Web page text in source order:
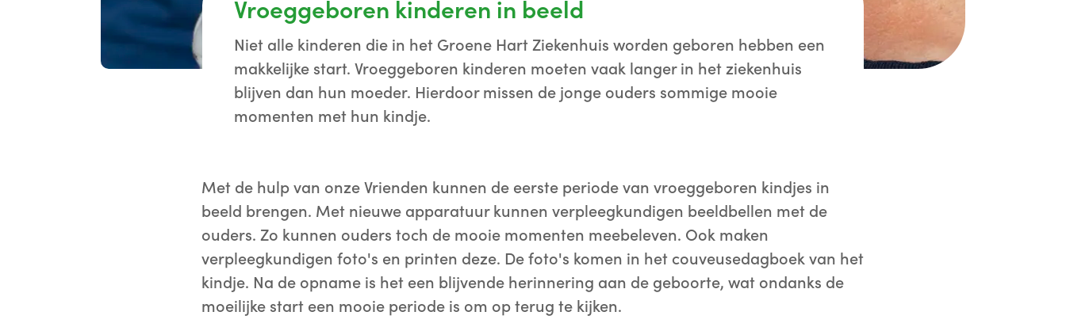
Vroeggeboren kinderen in beeld
Niet alle kinderen die in het Groene Hart Ziekenhuis worden geboren hebben een
makkelijke start. Vroeggeboren kinderen moeten vaak langer in het ziekenhuis
blijven dan hun moeder. Hierdoor missen de jonge ouders sommige mooie
momenten met hun kindje.
Met de hulp van onze Vrienden kunnen de eerste periode van vroeggeboren kindjes in
beeld brengen. Met nieuwe apparatuur kunnen verpleegkundigen beeldbellen met de
ouders. Zo kunnen ouders toch de mooie momenten meebeleven. Ook maken
verpleegkundigen foto's en printen deze. De foto's komen in het couveusedagboek van het
kindje. Na de opname is het een blijvende herinnering aan de geboorte, wat ondanks de
moeilijke start een mooie periode is om op terug te kijken.